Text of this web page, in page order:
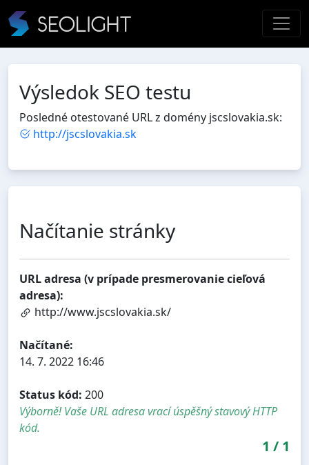
Výsledok SEO testu
Posledné otestované URL z domény jscslovakia.sk:
http://jscslovakia.sk
Načítanie stránky
URL adresa (v prípade presmerovanie cieľová
adresa):
http://www.jscslovakia.sk/
Načítané:
14. 7. 2022 16:46
Status kód: 200
Výborně! Vaše URL adresa vrací úspěšný stavový HTTP
kód.
1 / 1